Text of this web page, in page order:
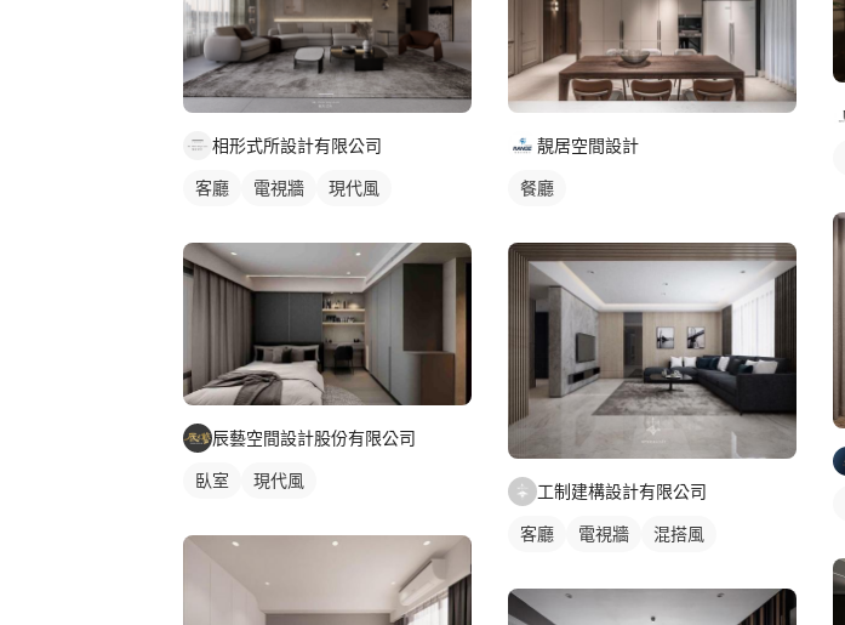
相形式所設計有限公司
客廳 電視牆 現代風
辰藝空間設計股份有限公司
臥室 現代風
靚居空間設計
餐廳
工制建構設計有限公司
客廳 電視牆 混搭風